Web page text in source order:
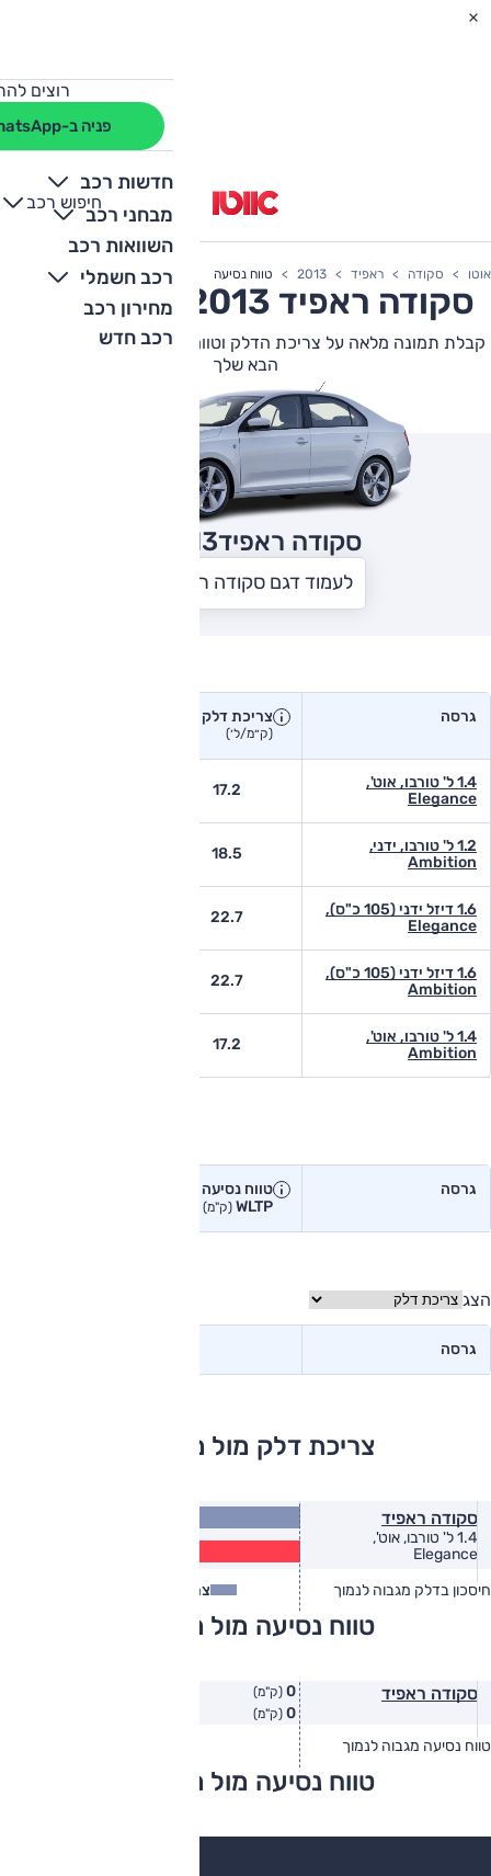
רוצים
פניה ב-WhatsApp
חדשות רכב
מבחני רכב
השוואות רכב
רכב חשמלי
מחירון רכב
רכב חדש
חיפוש רכב
+
-
אוטו סקודה ראפיד 2013 טווח נסיעה
סקודה ראפיד
קבלת תמונה מלאה על צריכת הדלק וטווח הנסיעה של סקודה ראפיד
הבא שלך
סקודה ראפיד2013
לעמוד דגם סקודה ראפיד
גרסה צריכת דלק יצרן
(ק״מ/ל׳)
1.4 ל' טורבו, אוט',
Elegance
17.2
1.2 ל' טורבו, ידני,
Ambition
18.5
1.6 דיזל ידני (105 כ"ס),
Elegance
22.7
1.6 דיזל ידני (105 כ"ס),
Ambition
22.7
1.4 ל' טורבו, אוט',
Ambition
17.2
גרסה
טווח נסיעה יצרן
WLTP(ק"מ)
הצג
גרסה
צריכת דלק מול מתחרים
סקודה ראפיד
1.4 ל' טורבו, אוט',
Elegance
חיסכון בדלק מגבוה לנמוך צריכת דלק
טווח נסיעה מול מתחרים
סקודה ראפיד 0 (ק"מ)
0 (ק"מ)
טווח נסיעה מגבוה לנמוך
טווח נסיעה מול מתחרים